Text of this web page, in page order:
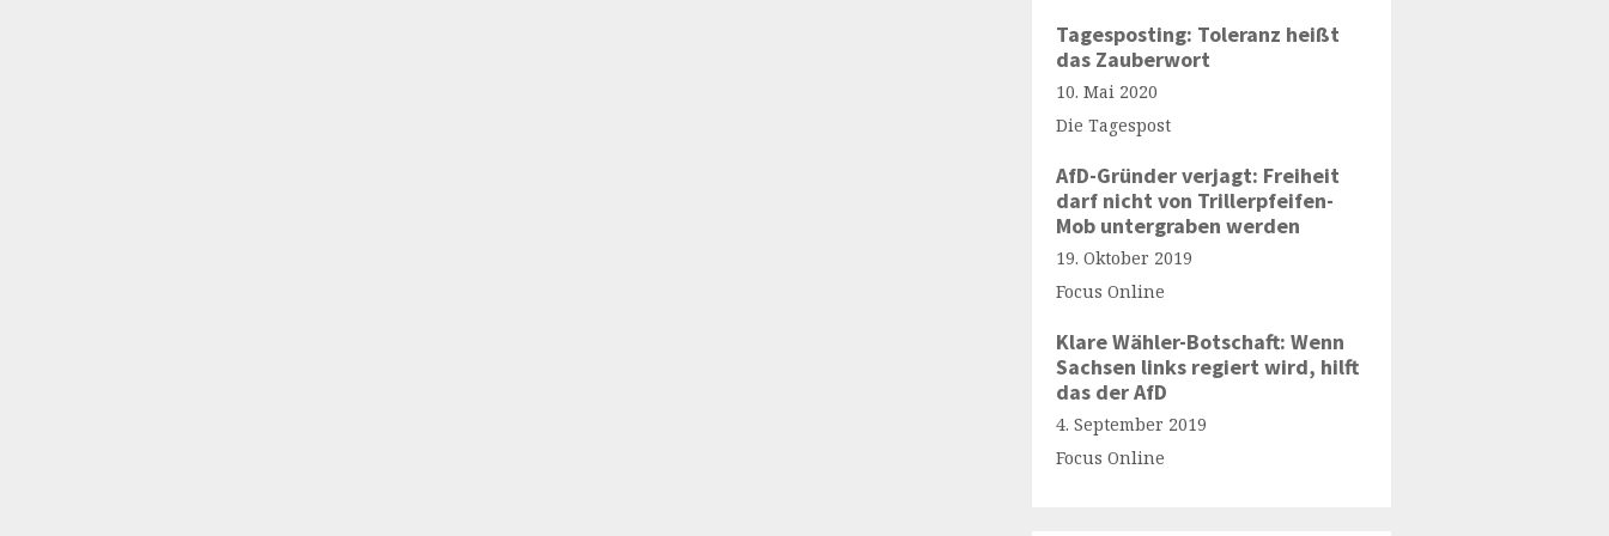
Tagesposting: Toleranz heißt
das Zauberwort
10. Mai 2020
Die Tagespost
AfD-Gründer verjagt: Freiheit
darf nicht von Trillerpfeifen-
Mob untergraben werden
19. Oktober 2019
Focus Online
Klare Wähler-Botschaft: Wenn
Sachsen links regiert wird, hilft
das der AfD
4. September 2019
Focus Online